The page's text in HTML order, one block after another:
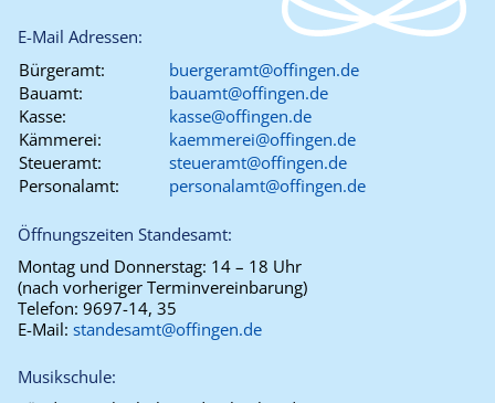
E-Mail Adressen:
Bürgeramt:
buergeramt@offingen.de
Bauamt:
bauamt@offingen.de
Kasse:
kasse@offingen.de
Kämmerei:
kaemmerei@offingen.de
Steueramt:
steueramt@offingen.de
Personalamt:
personalamt@offingen.de
Öffnungszeiten Standesamt:
Montag und Donnerstag: 14 – 18 Uhr
(nach vorheriger Terminvereinbarung)
Telefon: 9697-14, 35
E-Mail: standesamt@offingen.de
Musikschule: